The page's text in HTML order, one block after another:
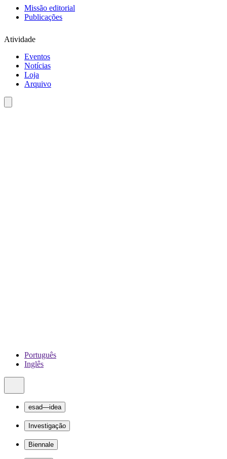
Missão editorial
Publicações
Atividade
Eventos
Notícias
Loja
Arquivo
Português
Inglês
esad—idea
Investigação
Biennale